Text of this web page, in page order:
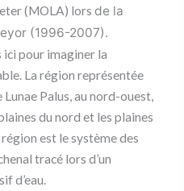
(MOLA) lors de la
(1996-2007).
pour imaginer la
La région représentée
Palus, au nord-ouest,
du nord et les plaines
est le système des
tracé lors d’un
d’eau.